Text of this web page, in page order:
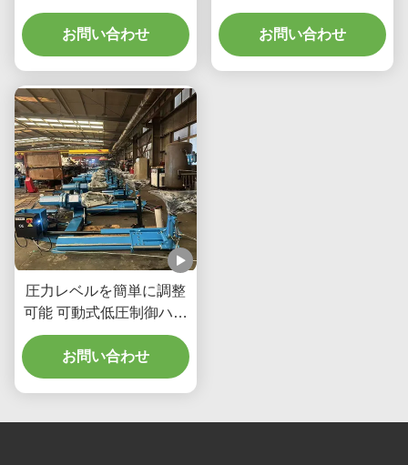
レージ向け、様々なタイ
ヤサイズに対応、CE認証
取得、操作簡単
お問い合わせ
びガレージ向け）
お問い合わせ
圧力レベルを簡単に調整
可能 可動式低圧制御ハン
ドル タイヤチェンジャー
お問い合わせ